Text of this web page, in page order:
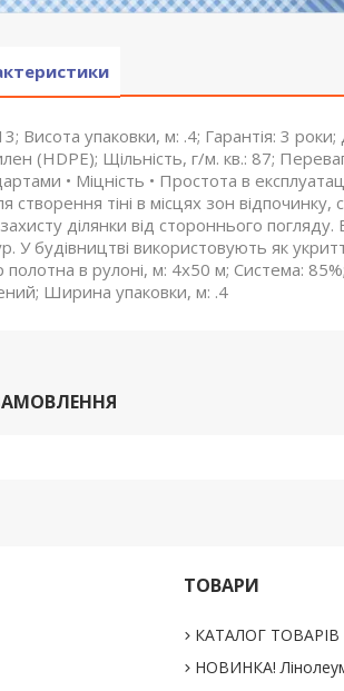
Висота упаковки, м: .4; Гарантія: 3
(HDPE); Щільність, г/м. кв.: 87;
• Міцність • Простота в
створення тіні в місцях зон
ділянки від стороннього
У будівництві використовують як
полотна в рулоні, м: 4х50 м; Система:
Ширина упаковки, м: .4
ТОВАРИ
КАТАЛОГ ТОВАРІВ
НОВИНКА!